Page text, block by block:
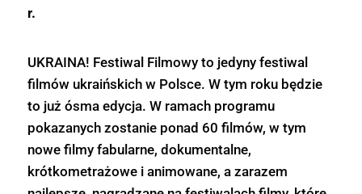
r.
UKRAINA! Festiwal Filmowy to jedyny festiwal
filmów ukraińskich w Polsce. W tym roku będzie
to już ósma edycja. W ramach programu
pokazanych zostanie ponad 60 filmów, w tym
nowe filmy fabularne, dokumentalne,
krótkometrażowe i animowane, a zarazem